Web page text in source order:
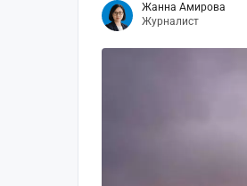
Жанна Амирова
Журналист